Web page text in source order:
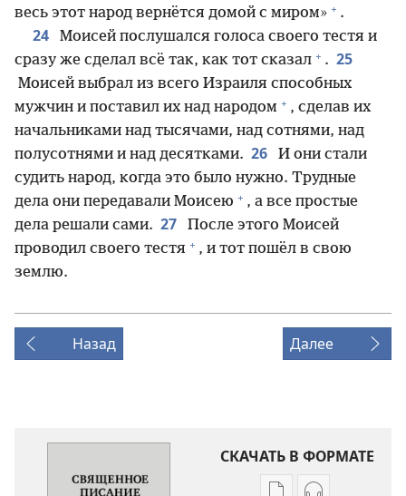
весь этот народ вернётся домой с миром» + .
24
Моисей послушался голоса своего тестя и
сразу же сделал всё так, как тот сказал + . 25
Моисей выбрал из всего Израиля способных
мужчин и поставил их над народом + , сделав их
начальниками над тысячами, над сотнями, над
полусотнями и над десятками. 26
И они стали
судить народ, когда это было нужно. Трудные
дела они передавали Моисею + , а все простые
дела решали сами. 27
После этого Моисей
проводил своего тестя + , и тот пошёл в свою
землю.
Назад Далее
СКАЧАТЬ В ФОРМАТЕ